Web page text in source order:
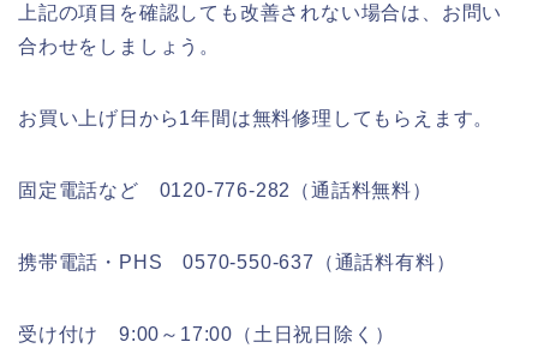
上記の項目を確認しても改善されない場合は、お問い
合わせをしましょう。
お買い上げ日から1年間は無料修理してもらえます。
固定電話など 0120-776-282（通話料無料）
携帯電話・PHS 0570-550-637（通話料有料）
受け付け 9:00～17:00（土日祝日除く）